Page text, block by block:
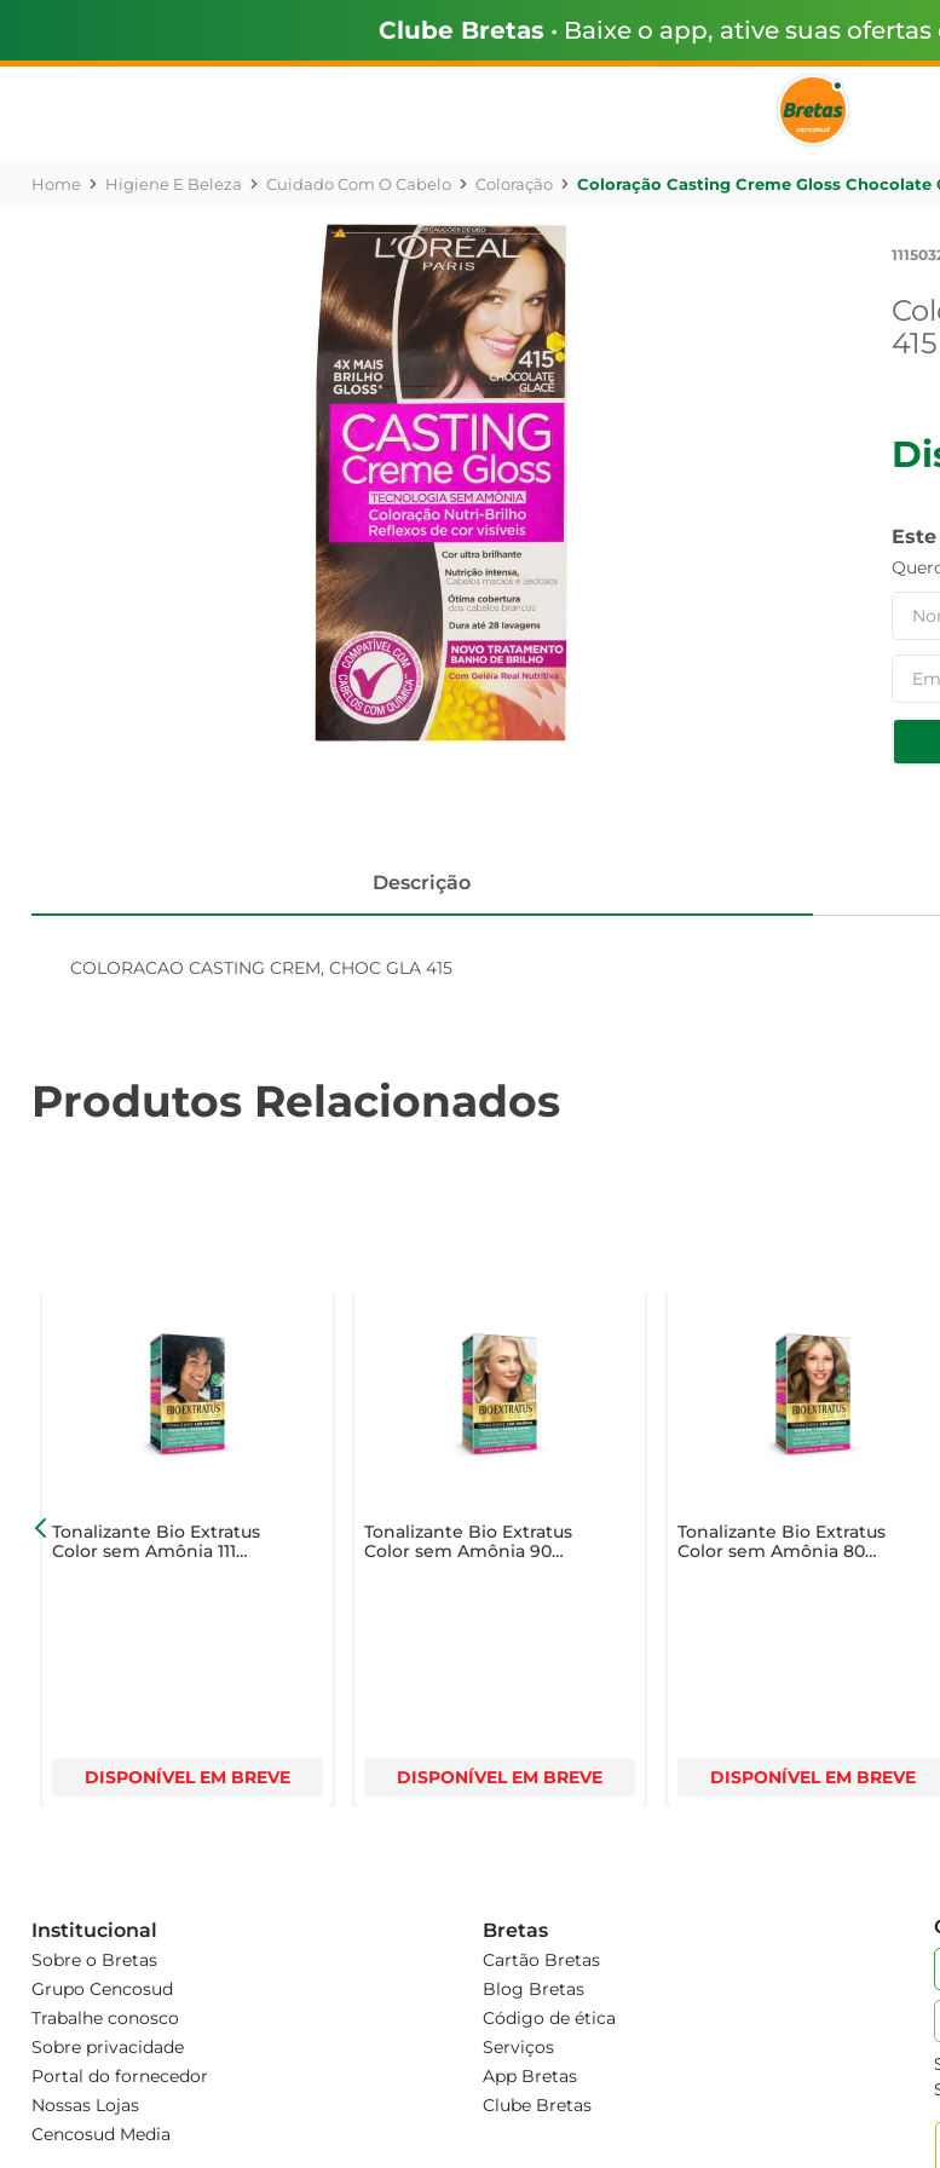
Clube Bretas • Baixe o app, ative suas
Higiene E Beleza Cuidado Com O Cabelo Coloração Coloração Casting Creme Gloss Chocolate
415
Descrição
COLORACAO CASTING CREM, CHOC GLA 415
Produtos Relacionados
Tonalizante Bio Extratus
Color sem Amônia 111
DISPONÍVEL EM BREVE
Tonalizante Bio Extratus
Color sem Amônia 90
DISPONÍVEL EM BREVE
Tonalizante Bio Extratus
Color sem Amônia 80
DISPONÍVEL EM BREVE
Institucional
Sobre o Bretas
Grupo Cencosud
Trabalhe conosco
Sobre privacidade
Portal do fornecedor
Nossas Lojas
Cencosud Media
Bretas
Cartão Bretas
Blog Bretas
Código de ética
Serviços
App Bretas
Clube Bretas